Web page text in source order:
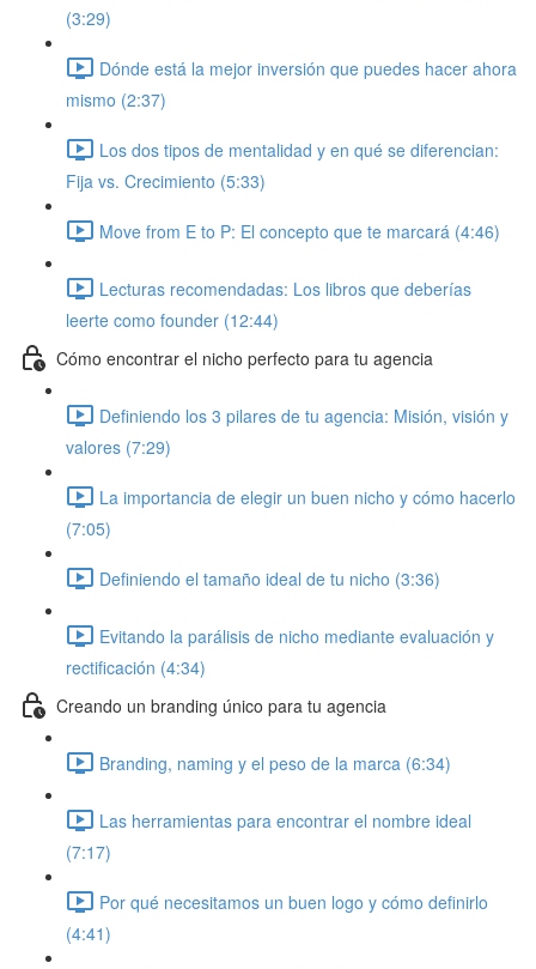
(3:29)
Dónde está la mejor inversión que puedes hacer ahora
mismo (2:37)
Los dos tipos de mentalidad y en qué se diferencian:
Fija vs. Crecimiento (5:33)
Move from E to P: El concepto que te marcará (4:46)
Lecturas recomendadas: Los libros que deberías
leerte como founder (12:44)
Cómo encontrar el nicho perfecto para tu agencia
Definiendo los 3 pilares de tu agencia: Misión, visión y
valores (7:29)
La importancia de elegir un buen nicho y cómo hacerlo
(7:05)
Definiendo el tamaño ideal de tu nicho (3:36)
Evitando la parálisis de nicho mediante evaluación y
rectificación (4:34)
Creando un branding único para tu agencia
Branding, naming y el peso de la marca (6:34)
Las herramientas para encontrar el nombre ideal
(7:17)
Por qué necesitamos un buen logo y cómo definirlo
(4:41)